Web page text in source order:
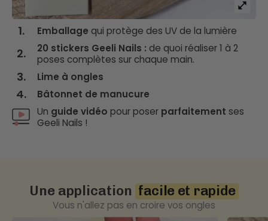
1. Emballage qui protège des UV de la lumière
2. 20 stickers Geeli Nails : de quoi réaliser 1 à 2
poses complètes sur chaque main.
3. Lime à ongles
4.
Bâtonnet de manucure
Un guide vidéo pour poser parfaitement ses
Geeli Nails !
Une application facile et rapide
Vous n'allez pas en croire vos ongles